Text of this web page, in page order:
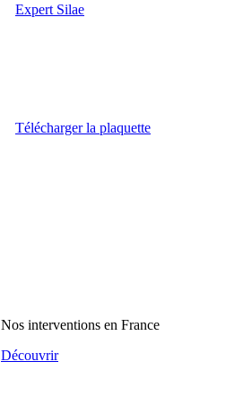
Expert Silae
Télécharger la plaquette
Nos interventions en France
Découvrir